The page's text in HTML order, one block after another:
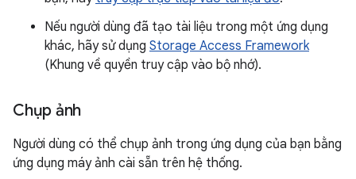
Nếu người dùng đã tạo tài liệu trong một ứng dụng
khác, hãy sử dụng Storage Access Framework
(Khung về quyền truy cập vào bộ nhớ).
Chụp ảnh
Người dùng có thể chụp ảnh trong ứng dụng của bạn bằng
ứng dụng máy ảnh cài sẵn trên hệ thống.